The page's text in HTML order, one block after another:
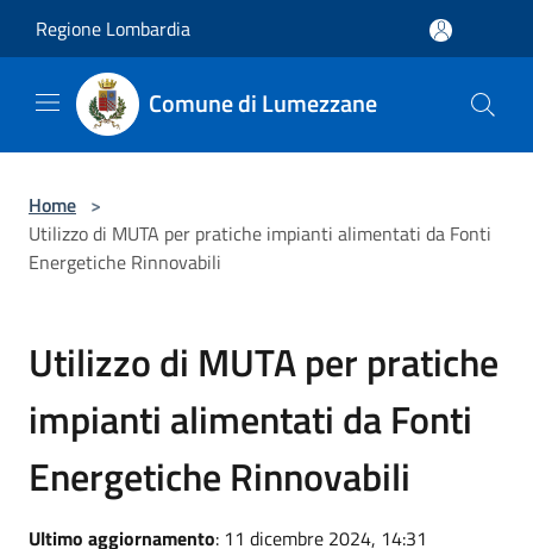
Regione Lombardia
Comune di Lumezzane
Home >
Utilizzo di MUTA per pratiche impianti alimentati da Fonti
Energetiche Rinnovabili
Utilizzo di MUTA per pratiche
impianti alimentati da Fonti
Energetiche Rinnovabili
Ultimo aggiornamento: 11 dicembre 2024, 14:31